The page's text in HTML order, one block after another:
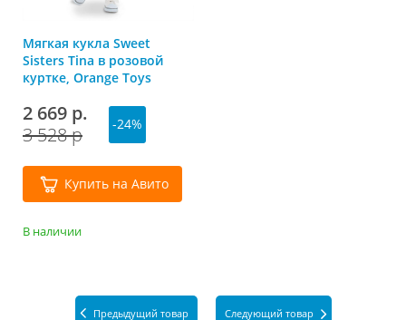
Мягкая кукла Sweet
Sisters Tina в розовой
куртке, Orange Toys
2 669 р.
3 528 р
-24%
Купить на Авито
В наличии
Предыдущий товар Следующий товар